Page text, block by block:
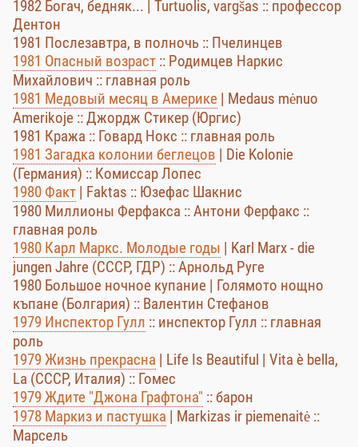
1982 Богач, бедняк... | Turtuolis, vargšas :: профессор
Дентон
1981 Послезавтра, в полночь :: Пчелинцев
1981 Опасный возраст :: Родимцев Наркис
Михайлович :: главная роль
1981 Медовый месяц в Америке | Medaus mėnuo
Amerikoje :: Джордж Стикер (Юргис)
1981 Кража :: Говард Нокс :: главная роль
1981 Загадка колонии беглецов | Die Kolonie
(Германия) :: Комиссар Лопес
1980 Факт | Faktas :: Юзефас Шакнис
1980 Миллионы Ферфакса :: Антони Ферфакс ::
главная роль
1980 Карл Маркс. Молодые годы | Karl Marx - die
jungen Jahre (СССР, ГДР) :: Арнольд Руге
1980 Большое ночное купание | Голямото нощно
къпане (Болгария) :: Валентин Стефанов
1979 Инспектор Гулл :: инспектор Гулл :: главная
роль
1979 Жизнь прекрасна | Life Is Beautiful | Vita è bella,
La (СССР, Италия) :: Гомес
1979 Ждите "Джона Графтона" :: барон
1978 Маркиз и пастушка | Markizas ir piemenaitė ::
Марсель